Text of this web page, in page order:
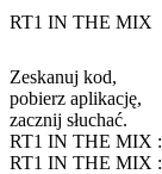
RT1 IN THE MIX
Zeskanuj kod,
pobierz aplikację,
zacznij słuchać.
RT1 IN THE MIX :
RT1 IN THE MIX :